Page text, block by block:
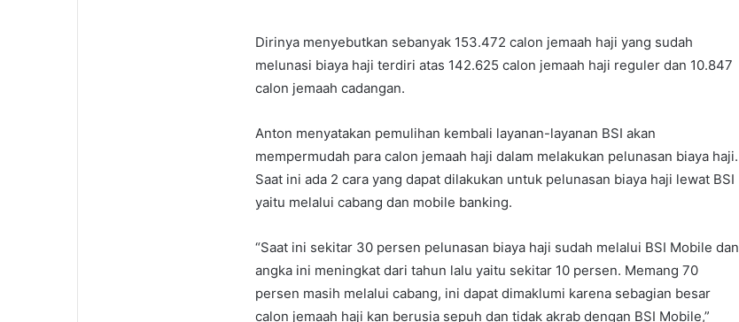
Dirinya menyebutkan sebanyak 153.472 calon jemaah haji yang sudah
melunasi biaya haji terdiri atas 142.625 calon jemaah haji reguler dan 10.847
calon jemaah cadangan.
Anton menyatakan pemulihan kembali layanan-layanan BSI akan
mempermudah para calon jemaah haji dalam melakukan pelunasan biaya haji.
Saat ini ada 2 cara yang dapat dilakukan untuk pelunasan biaya haji lewat BSI
yaitu melalui cabang dan mobile banking.
“Saat ini sekitar 30 persen pelunasan biaya haji sudah melalui BSI Mobile dan
angka ini meningkat dari tahun lalu yaitu sekitar 10 persen. Memang 70
persen masih melalui cabang, ini dapat dimaklumi karena sebagian besar
calon jemaah haji kan berusia sepuh dan tidak akrab dengan BSI Mobile,”